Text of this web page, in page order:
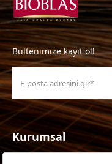
Bültenimize kayıt ol!
Kurumsal